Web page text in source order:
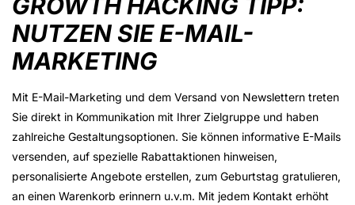
NUTZEN SIE E-MAIL-
MARKETING
Mit E-Mail-Marketing und dem Versand von Newslettern treten
Sie direkt in Kommunikation mit Ihrer Zielgruppe und haben
zahlreiche Gestaltungsoptionen. Sie können informative E-Mails
versenden, auf spezielle Rabattaktionen hinweisen,
personalisierte Angebote erstellen, zum Geburtstag gratulieren,
an einen Warenkorb erinnern u.v.m. Mit jedem Kontakt erhöht